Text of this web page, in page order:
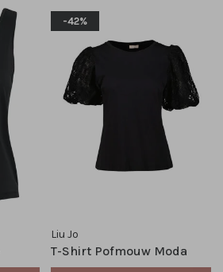
-42%
Liu Jo
T-Shirt Pofmouw Moda